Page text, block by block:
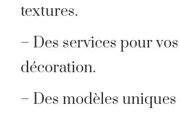
textures.
– Des services pour
décoration.
– Des modèles